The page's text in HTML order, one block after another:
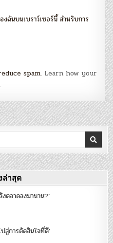
ฉันบนเบราว์เซอร์นี้ สำหรับการ
spam. Learn how your
.
ล่าสุด
ตลาดลงมานาน?’
การตัดสินใจที่ดี’